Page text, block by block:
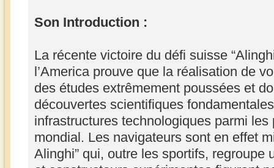
Son Introduction :
La récente victoire du défi suisse
l’America prouve que la réalisation de
des études extrêmement poussées et
découvertes scientifiques
infrastructures technologiques parmi
mondial. Les navigateurs sont en effet
Alinghi” qui, outre les sportifs, regroupe